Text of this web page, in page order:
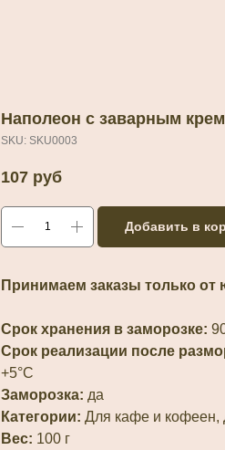
Наполеон с заварным
SKU: SKU0003
107 руб
Добавить в
Принимаем заказы только от
Срок хранения в заморозке:
Срок реализации после
+5°С
Заморозка: да
Категории: Для кафе и кофеен,
Вес: 100 г